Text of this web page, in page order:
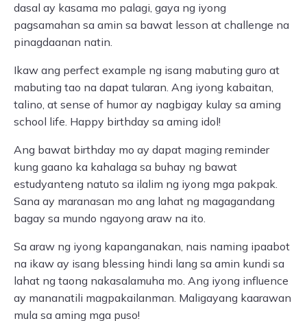
dasal ay kasama mo palagi, gaya ng iyong
pagsamahan sa amin sa bawat lesson at challenge na
pinagdaanan natin.
Ikaw ang perfect example ng isang mabuting guro at
mabuting tao na dapat tularan. Ang iyong kabaitan,
talino, at sense of humor ay nagbigay kulay sa aming
school life. Happy birthday sa aming idol!
Ang bawat birthday mo ay dapat maging reminder
kung gaano ka kahalaga sa buhay ng bawat
estudyanteng natuto sa ilalim ng iyong mga pakpak.
Sana ay maranasan mo ang lahat ng magagandang
bagay sa mundo ngayong araw na ito.
Sa araw ng iyong kapanganakan, nais naming ipaabot
na ikaw ay isang blessing hindi lang sa amin kundi sa
lahat ng taong nakasalamuha mo. Ang iyong influence
ay mananatili magpakailanman. Maligayang kaarawan
mula sa aming mga puso!